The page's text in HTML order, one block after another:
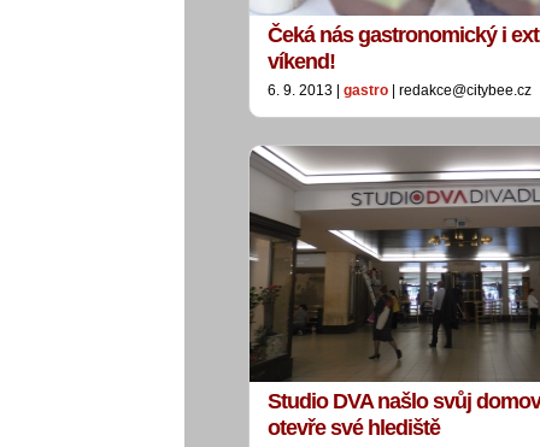
Čeká nás gastronomický i
víkend!
6. 9. 2013 | gastro | redakce@citybee.cz
Studio DVA našlo svůj
otevře své hlediště